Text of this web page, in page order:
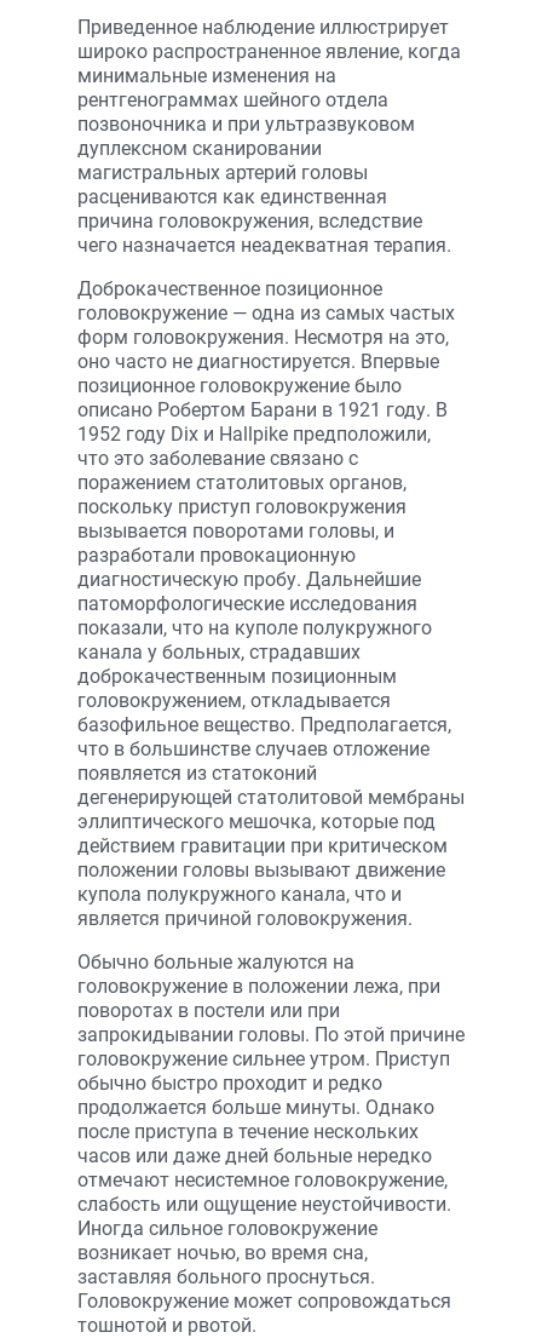
Приведенное наблюдение иллюстрирует
широко распространенное явление, когда
минимальные изменения на
рентгенограммах шейного отдела
позвоночника и при ультразвуковом
дуплексном сканировании
магистральных артерий головы
расцениваются как единственная
причина головокружения, вследствие
чего назначается неадекватная терапия.
Доброкачественное позиционное
головокружение — одна из самых частых
форм головокружения. Несмотря на это,
оно часто не диагностируется. Впервые
позиционное головокружение было
описано Робертом Барани в 1921 году. В
1952 году Dix и Hallpike предположили,
что это заболевание связано с
поражением статолитовых органов,
поскольку приступ головокружения
вызывается поворотами головы, и
разработали провокационную
диагностическую пробу. Дальнейшие
патоморфологические исследования
показали, что на куполе полукружного
канала у больных, страдавших
доброкачественным позиционным
головокружением, откладывается
базофильное вещество. Предполагается,
что в большинстве случаев отложение
появляется из статоконий
дегенерирующей статолитовой мембраны
эллиптического мешочка, которые под
действием гравитации при критическом
положении головы вызывают движение
купола полукружного канала, что и
является причиной головокружения.
Обычно больные жалуются на
головокружение в положении лежа, при
поворотах в постели или при
запрокидывании головы. По этой причине
головокружение сильнее утром. Приступ
обычно быстро проходит и редко
продолжается больше минуты. Однако
после приступа в течение нескольких
часов или даже дней больные нередко
отмечают несистемное головокружение,
слабость или ощущение неустойчивости.
Иногда сильное головокружение
возникает ночью, во время сна,
заставляя больного проснуться.
Головокружение может сопровождаться
тошнотой и рвотой.